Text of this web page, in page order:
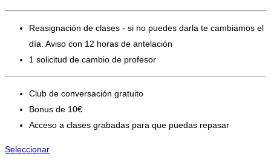
Reasignación de clases - si no puedes darla te cambiamos el
día. Aviso con 12 horas de antelación
1 solicitud de cambio de profesor
Club de conversación gratuito
Bonus de 10€
Acceso a clases grabadas para que puedas repasar
Seleccionar